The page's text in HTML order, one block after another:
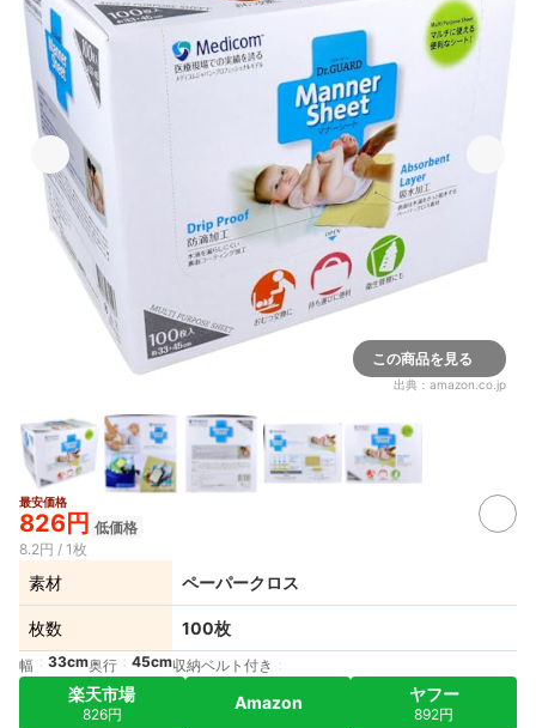
この商品を見る
出典： amazon.co.jp
最安価格
826円 低価格
8.2円 / 1枚
素材 ペーパークロス
枚数 100枚
幅 33cm奥行 45cm収納ベルト付き
楽天市場
826円
Amazon ヤフー
892円